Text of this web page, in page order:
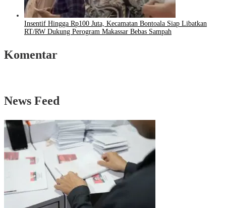
Insentif Hingga Rp100 Juta, Kecamatan Bontoala Siap Libatkan
RT/RW Dukung Perogram Makassar Bebas Sampah
Komentar
News Feed